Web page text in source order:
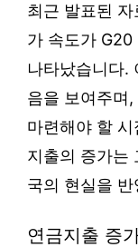
최근 발표된
가 속도가 G20
나타났습니다.
음을 보여주며
마련해야 할
지출의 증가는
국의 현실을
연금지출 증